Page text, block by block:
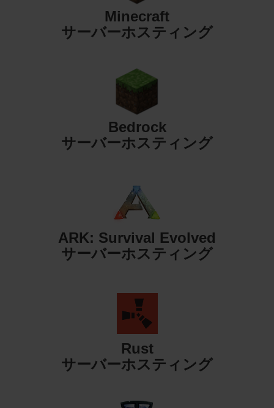
Minecraft
サーバーホスティング
Bedrock
サーバーホスティング
ARK: Survival Evolved
サーバーホスティング
Rust
サーバーホスティング